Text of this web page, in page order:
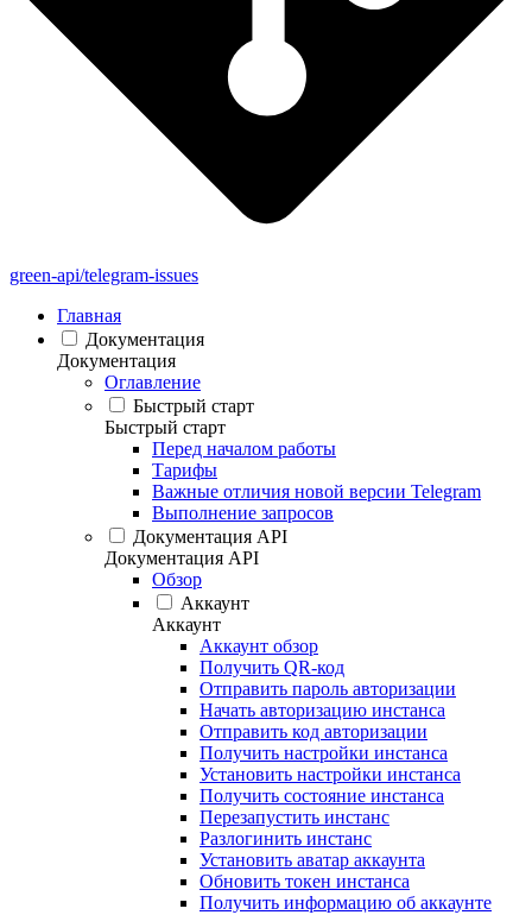
green-api/telegram-issues
Главная
Документация
Документация
Оглавление
Быстрый старт
Быстрый старт
Перед началом работы
Тарифы
Важные отличия новой версии Telegram
Выполнение запросов
Документация API
Документация API
Обзор
Аккаунт
Аккаунт
Аккаунт обзор
Получить QR-код
Отправить пароль авторизации
Начать авторизацию инстанса
Отправить код авторизации
Получить настройки инстанса
Установить настройки инстанса
Получить состояние инстанса
Перезапустить инстанс
Разлогинить инстанс
Установить аватар аккаунта
Обновить токен инстанса
Получить информацию об аккаунте